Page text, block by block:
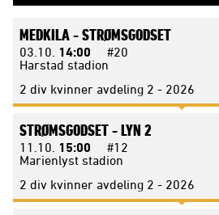
MEDKILA -STRØMSGODSET
03.10. 14:00
#20
Harstad stadion
2 div kvinner avdeling 2 - 2026
STRØMSGODSET -LYN 2
11.10. 15:00
#12
Marienlyst stadion
2 div kvinner avdeling 2 - 2026